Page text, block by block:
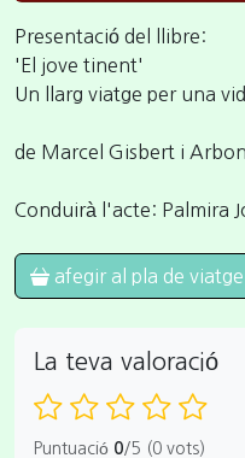
Presentació del llibre:
'El jove tinent'
Un llarg viatge per una
de Marcel Gisbert i
Conduirà l'acte: Palmira
afegir al pla de viatge
La teva valoració
Puntuació 0/5 (0 vots)